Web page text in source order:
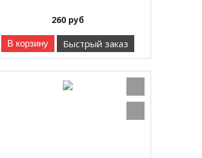
260руб
В корзину Быстрый заказ